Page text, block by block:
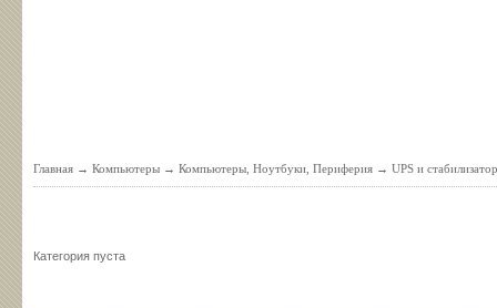
Главная → Компьютеры → Компьютеры, Ноутбуки, Периферия → UPS и
Категория пуста